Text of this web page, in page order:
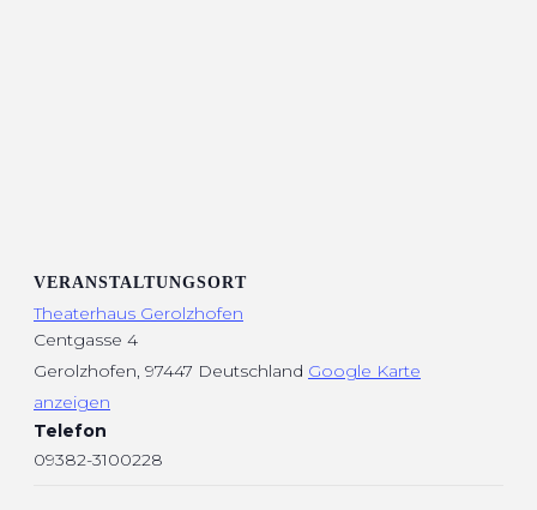
VERANSTALTUNGSORT
Theaterhaus Gerolzhofen
Centgasse 4
Gerolzhofen, 97447 Deutschland Google Karte
anzeigen
Telefon
09382-3100228